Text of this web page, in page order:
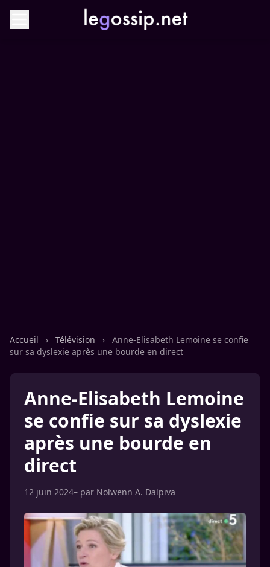
Accueil › Télévision ›
Anne-Elisabeth Lemoine se confie
sur sa dyslexie après une bourde en direct
Anne-Elisabeth Lemoine
se confie sur sa dyslexie
après une bourde en
direct
12 juin 2024– par Nolwenn A. Dalpiva